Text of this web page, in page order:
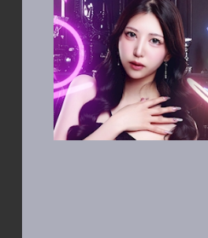
一条 るい